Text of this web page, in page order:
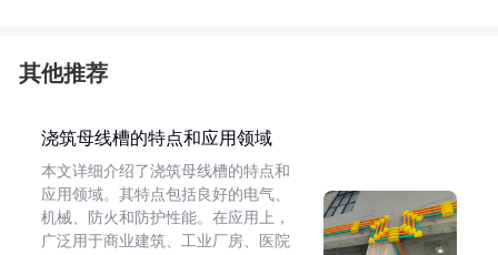
其他推荐
浇筑母线槽的特点和应用领域
本文详细介绍了浇筑母线槽的特点和
应用领域。其特点包括良好的电气、
机械、防火和防护性能。在应用上，
广泛用于商业建筑、工业厂房、医院